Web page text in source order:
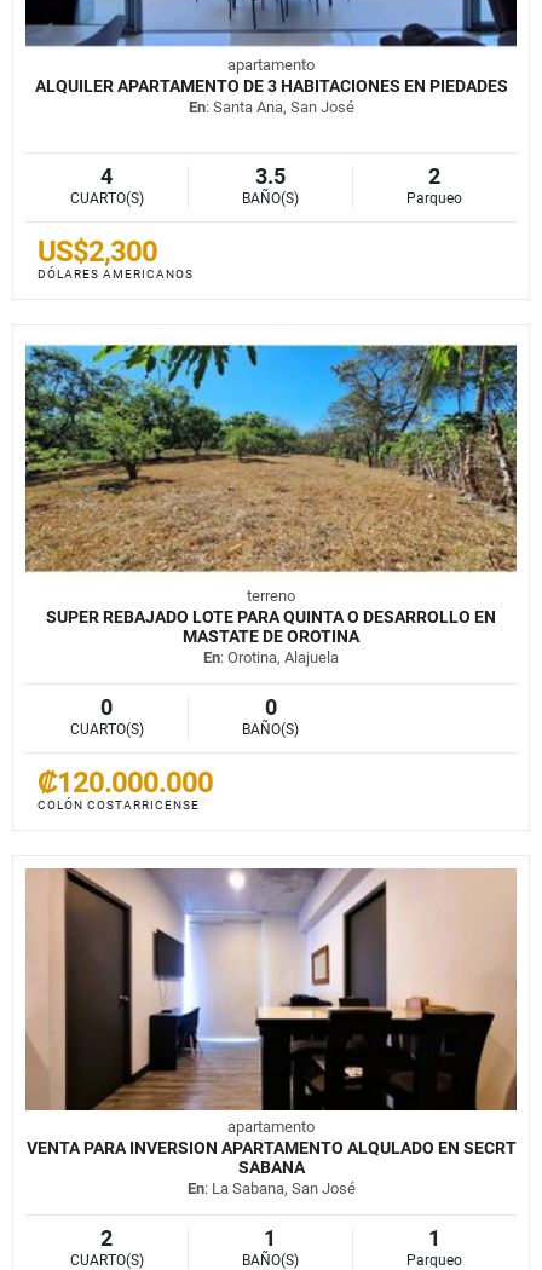
apartamento
ALQUILER APARTAMENTO DE 3 HABITACIONES EN PIEDADES
En: Santa Ana, San José
4
CUARTO(S)
3.5
BAÑO(S)
2
Parqueo
US$2,300
DÓLARES AMERICANOS
terreno
SUPER REBAJADO LOTE PARA QUINTA O DESARROLLO EN
MASTATE DE OROTINA
En: Orotina, Alajuela
0
CUARTO(S)
0
BAÑO(S)
₡120.000.000
COLÓN COSTARRICENSE
apartamento
VENTA PARA INVERSION APARTAMENTO ALQULADO EN SECRT
SABANA
En: La Sabana, San José
2
CUARTO(S)
1
BAÑO(S)
1
Parqueo